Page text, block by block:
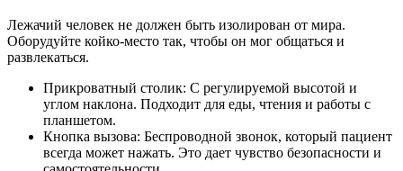
Лежачий человек не должен быть изолирован от мира.
Оборудуйте койко-место так, чтобы он мог общаться и
развлекаться.
Прикроватный столик: С регулируемой высотой и
углом наклона. Подходит для еды, чтения и работы с
планшетом.
Кнопка вызова: Беспроводной звонок, который пациент
всегда может нажать. Это дает чувство безопасности и